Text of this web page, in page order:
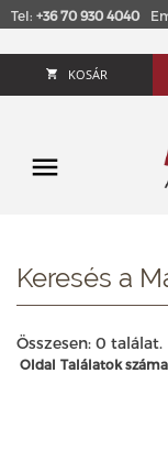
Tel: +36 70 930 4040
KOSÁR
Keresés a
Összesen: 0 találat.
Oldal Találatok száma